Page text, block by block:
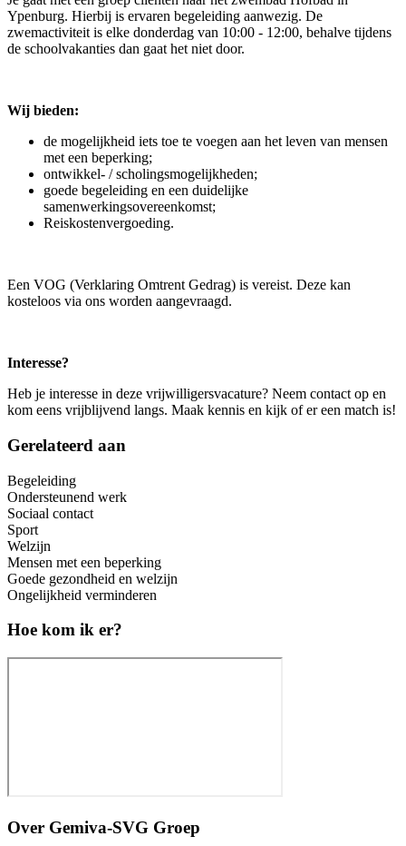
Ypenburg. Hierbij is ervaren begeleiding aanwezig. De
zwemactiviteit is elke donderdag van 10:00 - 12:00, behalve tijdens
de schoolvakanties dan gaat het niet door.
Wij bieden:
de mogelijkheid iets toe te voegen aan het leven van mensen
met een beperking;
ontwikkel- / scholingsmogelijkheden;
goede begeleiding en een duidelijke
samenwerkingsovereenkomst;
Reiskostenvergoeding.
Een VOG (Verklaring Omtrent Gedrag) is vereist. Deze kan
kosteloos via ons worden aangevraagd.
Interesse?
Heb je interesse in deze vrijwilligersvacature? Neem contact op en
kom eens vrijblijvend langs. Maak kennis en kijk of er een match is!
Gerelateerd aan
Begeleiding
Ondersteunend werk
Sociaal contact
Sport
Welzijn
Mensen met een beperking
Goede gezondheid en welzijn
Ongelijkheid verminderen
Hoe kom ik er?
Over Gemiva-SVG Groep